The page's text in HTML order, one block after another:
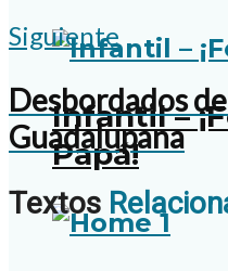
Infantil –
Papá!
Siguiente
Desbordados
Guadalupana
Textos